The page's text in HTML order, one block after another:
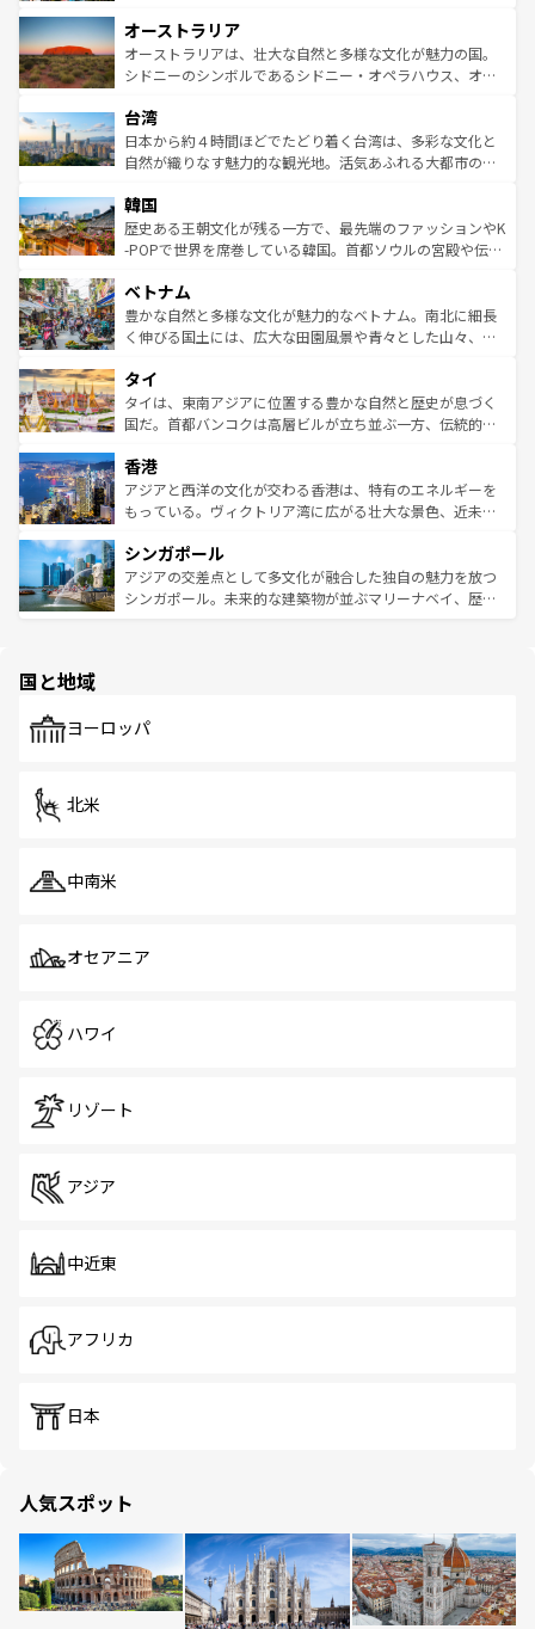
部のニューオーリンズでは、音楽と美食が融合した独特の
文化が魅力。旅行者はアメリカの各地域で異なる魅力を楽
しみながら、その多様性と豊かな歴史を感じることができ
ならではの贅沢な旅のスタイルだ。 なお、新着のアメリカ
情報はコンテンツ一覧を参照してほしい。
ワイ島は見逃せない。また、定番の観光地といえばオアフ
島だが、静かな自然を求めるならマウイ島やカウアイ島が
おすすめ。エメラルドグリーンに輝く海をはじめ、豊かな
れるおもてなしの心で訪れる人々を迎えてくれるハワイの
人々、おいしいローカルフードやハワイアンミュージッ
ク、伝統的なフラダンスなど、すべてがハワイの魅力を彩
ワイを、存分に味わってほしい。 なお、新着のハワイ情報
はコンテンツ一覧を参照してほしい。
オーストラリア
オーストラリアは、壮大な自然と多様な文化が魅力の国。
シドニーのシンボルであるシドニー・オペラハウス、オー
リアリーフや大陸中央部にそびえるウルル（エアーズロッ
ク）、タスマニアの美しい原生林やケアンズの熱帯雨林な
ど、見どころがたくさん。また、カフェやワイン、オージ
いる。アクティビティも充実しており、サーフィンやダイ
ビング、ハイキングなど、アウトドア好きにはたまらな
い。オーストラリアの多彩な魅力を存分に味わいつくそ
参照してほしい。
台湾
日本から約４時間ほどでたどり着く台湾は、多彩な文化と
自然が織りなす魅力的な観光地。活気あふれる大都市の台
ン）、静ひつな山岳地帯である台湾東部など、都市の喧騒
と山間の静けさが共存しており、訪れる人に新しい発見と
驚きをもたらしてくれる。また、奥深い台湾の食文化も魅
容にもいいと評判のスイーツなど、バラエティ豊かな料理
が味わえる。 なお、新着の台湾情報は コンテンツ一覧を参
照してほしい。
韓国
歴史ある王朝文化が残る一方で、最先端のファッションやK
-POPで世界を席巻している韓国。首都ソウルの宮殿や伝統
き、地方に足を延ばせば四季折々の自然美を楽しむことが
できる。そして、キムチや焼肉、絶品のストリートフード
まで、さまざまな韓国料理が待っている。夜には、韓国な
リティに包まれながら、韓国の多彩な魅力を心ゆくまで味
わってみてほしい。 なお、新着の韓国情報はコンテンツ一
覧を参照してほしい。
ベトナム
豊かな自然と多様な文化が魅力的なベトナム。南北に細長
く伸びる国土には、広大な田園風景や青々とした山々、世
急速な発展と共に伝統が息づく。ハノイの古い町並みやホ
ーチミン市のフランス統治時代の建物も、独特の雰囲気を
醸し出している。また、バラエティの豊かさとおいしさで
とつ。フォーやバインミー、ベトナムコーヒーなどは、ぜ
ひ現地で味わいたい。どの地域を訪れてもあたたかい人々
が旅行者を迎えてくれるので、きっと忘れられない旅にな
参照してほしい。
タイ
タイは、東南アジアに位置する豊かな自然と歴史が息づく
国だ。首都バンコクは高層ビルが立ち並ぶ一方、伝統的な
の活気が交差している。北部ではチェンマイなどの山岳地
帯で自然と触れ合い、南部ではプーケットやクラビの美し
いビーチでリゾート気分を楽しむことができる。タイ料理
激する。気候は一年中温暖で、どの季節にも異なる楽しみ
が待っている。親しみやすいタイの人々、仏教を中心とし
た文化、そして多様な観光資源が、訪れる旅人を魅了し続
香港
アジアと西洋の文化が交わる香港は、特有のエネルギーを
もっている。ヴィクトリア湾に広がる壮大な景色、近未来
み、どこを訪れても感動するはず。観光スポットが密集し
ており、効率よく見どころを回れるのも魅力。息をのむよ
うな絶景から文化的な体験まで、香港を存分に楽しみ尽く
シンガポール
アジアの交差点として多文化が融合した独自の魅力を放つ
シンガポール。未来的な建築物が並ぶマリーナベイ、歴史
で、ホーカーズは地元の風情を楽しめる外せないスポット
国と地域
ヨーロッパ
北米
中南米
オセアニア
ハワイ
リゾート
アジア
中近東
アフリカ
日本
人気スポット